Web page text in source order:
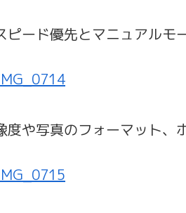
ピード優先とマニュアルモ
度や写真のフォーマット、